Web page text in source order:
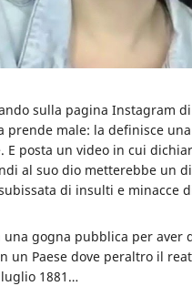
sulla pagina Instagram
male: la definisce
E posta un video in cui
al suo dio metterebbe un
di insulti e minacce
gogna pubblica per
un Paese dove peraltro il
1881…